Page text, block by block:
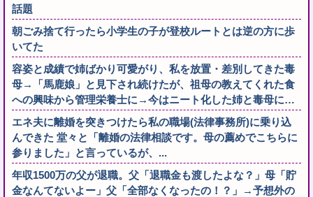
話題
朝ごみ捨て行ったら小学生の子が登校ルートとは逆の方に歩
いてた
容姿と成績で姉ばかり可愛がり、私を放置・差別してきた毒
母→「馬鹿娘」と見下され続けたが、祖母の教えてくれた食
への興味から管理栄養士に→今はニート化した姉と毒母に…
エネ夫に離婚を突きつけたら私の職場(法律事務所)に乗り込
んできた 堂々と「離婚の法律相談です。母の薦めでこちらに
参りました」と言っているが、...
年収1500万の父が退職。父「退職金も渡したよな？」母「貯
金なんてないよー」父「全部なくなったの！？」→予想外の